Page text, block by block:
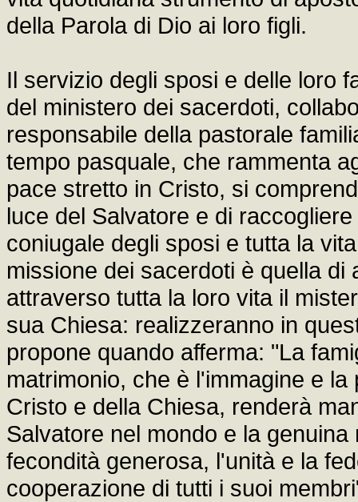
della Parola di Dio ai loro figli.
Il servizio degli sposi e delle loro
del ministero dei sacerdoti,
responsabile della pastorale
tempo pasquale, che rammenta
pace stretto in Cristo, si
luce del Salvatore e di
coniugale degli sposi e tutta la
missione dei sacerdoti è quella
attraverso tutta la loro vita il
sua Chiesa: realizzeranno in
propone quando afferma: "La
matrimonio, che è l'immagine e
Cristo e della Chiesa, renderà
Salvatore nel mondo e la
fecondità generosa, l'unità e la
cooperazione di tutti i suoi